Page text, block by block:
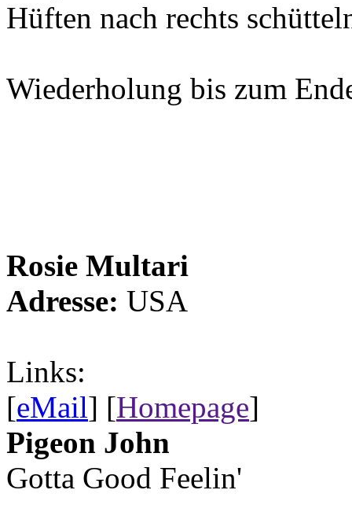
Hüften nach rechts
Wiederholung bis zum
Rosie Multari
Adresse: USA
Links:
[eMail] [Homepage]
Pigeon John
Gotta Good Feelin'